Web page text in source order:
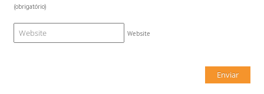
(obrigatório)
Website